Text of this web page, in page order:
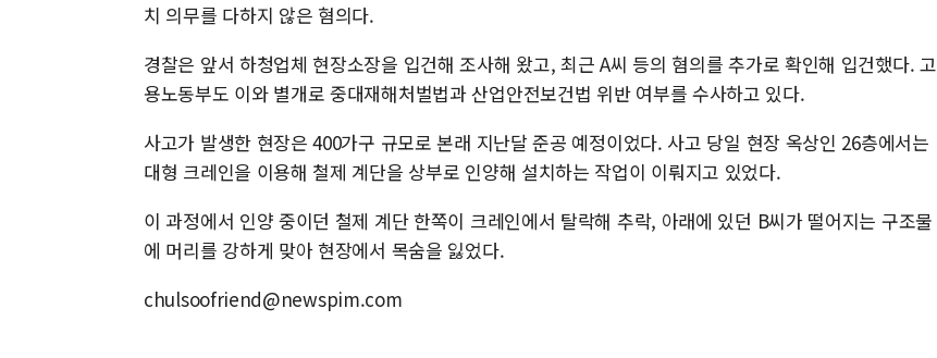
치 의무를 다하지 않은 혐의다.
경찰은 앞서 하청업체 현장소장을 입건해 조사해 왔고, 최근 A씨 등의 혐의를 추가로 확인해 입건했다. 고
용노동부도 이와 별개로 중대재해처벌법과 산업안전보건법 위반 여부를 수사하고 있다.
사고가 발생한 현장은 400가구 규모로 본래 지난달 준공 예정이었다. 사고 당일 현장 옥상인 26층에서는
대형 크레인을 이용해 철제 계단을 상부로 인양해 설치하는 작업이 이뤄지고 있었다.
이 과정에서 인양 중이던 철제 계단 한쪽이 크레인에서 탈락해 추락, 아래에 있던 B씨가 떨어지는 구조물
에 머리를 강하게 맞아 현장에서 목숨을 잃었다.
chulsoofriend@newspim.com